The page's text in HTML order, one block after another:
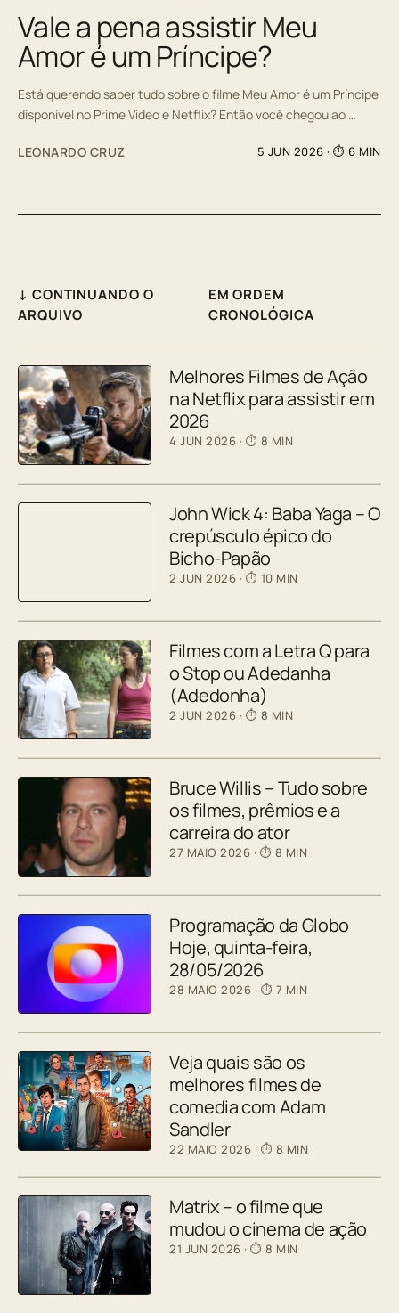
Vale a pena assistir Meu
Amor é um Príncipe?
Está querendo saber tudo sobre o filme Meu Amor é um Príncipe
disponível no Prime Video e Netflix? Então você chegou ao …
LEONARDO CRUZ 5 JUN 2026 · ⏱ 6 MIN
↓ CONTINUANDO O
ARQUIVO
EM ORDEM
CRONOLÓGICA
Melhores Filmes de Ação
na Netflix para assistir em
2026
4 JUN 2026 · ⏱ 8 MIN
John Wick 4: Baba Yaga – O
crepúsculo épico do
Bicho-Papão
2 JUN 2026 · ⏱ 10 MIN
Filmes com a Letra Q para
o Stop ou Adedanha
(Adedonha)
2 JUN 2026 · ⏱ 8 MIN
Bruce Willis – Tudo sobre
os filmes, prêmios e a
carreira do ator
27 MAIO 2026 · ⏱ 8 MIN
Programação da Globo
Hoje, quinta-feira,
28/05/2026
28 MAIO 2026 · ⏱ 7 MIN
Veja quais são os
melhores filmes de
comedia com Adam
Sandler
22 MAIO 2026 · ⏱ 8 MIN
Matrix – o filme que
mudou o cinema de ação
21 JUN 2026 · ⏱ 8 MIN